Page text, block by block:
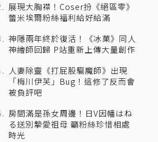
展現大胸襟！Coser扮《絕區零》
蕾米埃爾粉絲福利給好給滿
神隱兩年終於復活！《冰菓》同人
神繪師回歸 P站重新上傳大量創作
人妻除靈《打屁股驅魔師》出現
「梅川伊芙」Bug！這修了反而會
被負評吧
房間滿是孫女周邊！日V因幡はね
る送別摯愛祖母 籲粉絲珍惜相處
時光